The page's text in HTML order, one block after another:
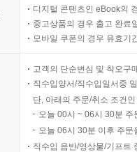
디지털 콘텐츠인 eBook의
중고상품의 경우 출고 완료
모바일 쿠폰의 경우 유효기
고객의 단순변심 및 착오구
직수입양서/직수입일서중
단, 아래의 주문/취소 조건
오늘 00시 ~ 06시 30분
오늘 06시 30분 이후 주
직수입 음반/영상물/기프트